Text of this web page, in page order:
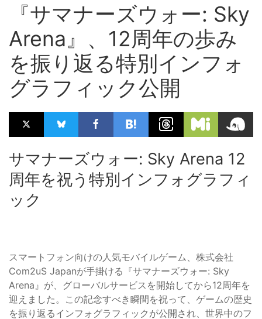
『サマナーズウォー: Sky
Arena』、12周年の歩み
を振り返る特別インフォ
グラフィック公開
サマナーズウォー: Sky Arena 12
周年を祝う特別インフォグラフィ
ック
スマートフォン向けの人気モバイルゲーム、株式会社
Com2uS Japanが手掛ける『サマナーズウォー: Sky
Arena』が、グローバルサービスを開始してから12周年を
迎えました。この記念すべき瞬間を祝って、ゲームの歴史
を振り返るインフォグラフィックが公開され、世界中のフ